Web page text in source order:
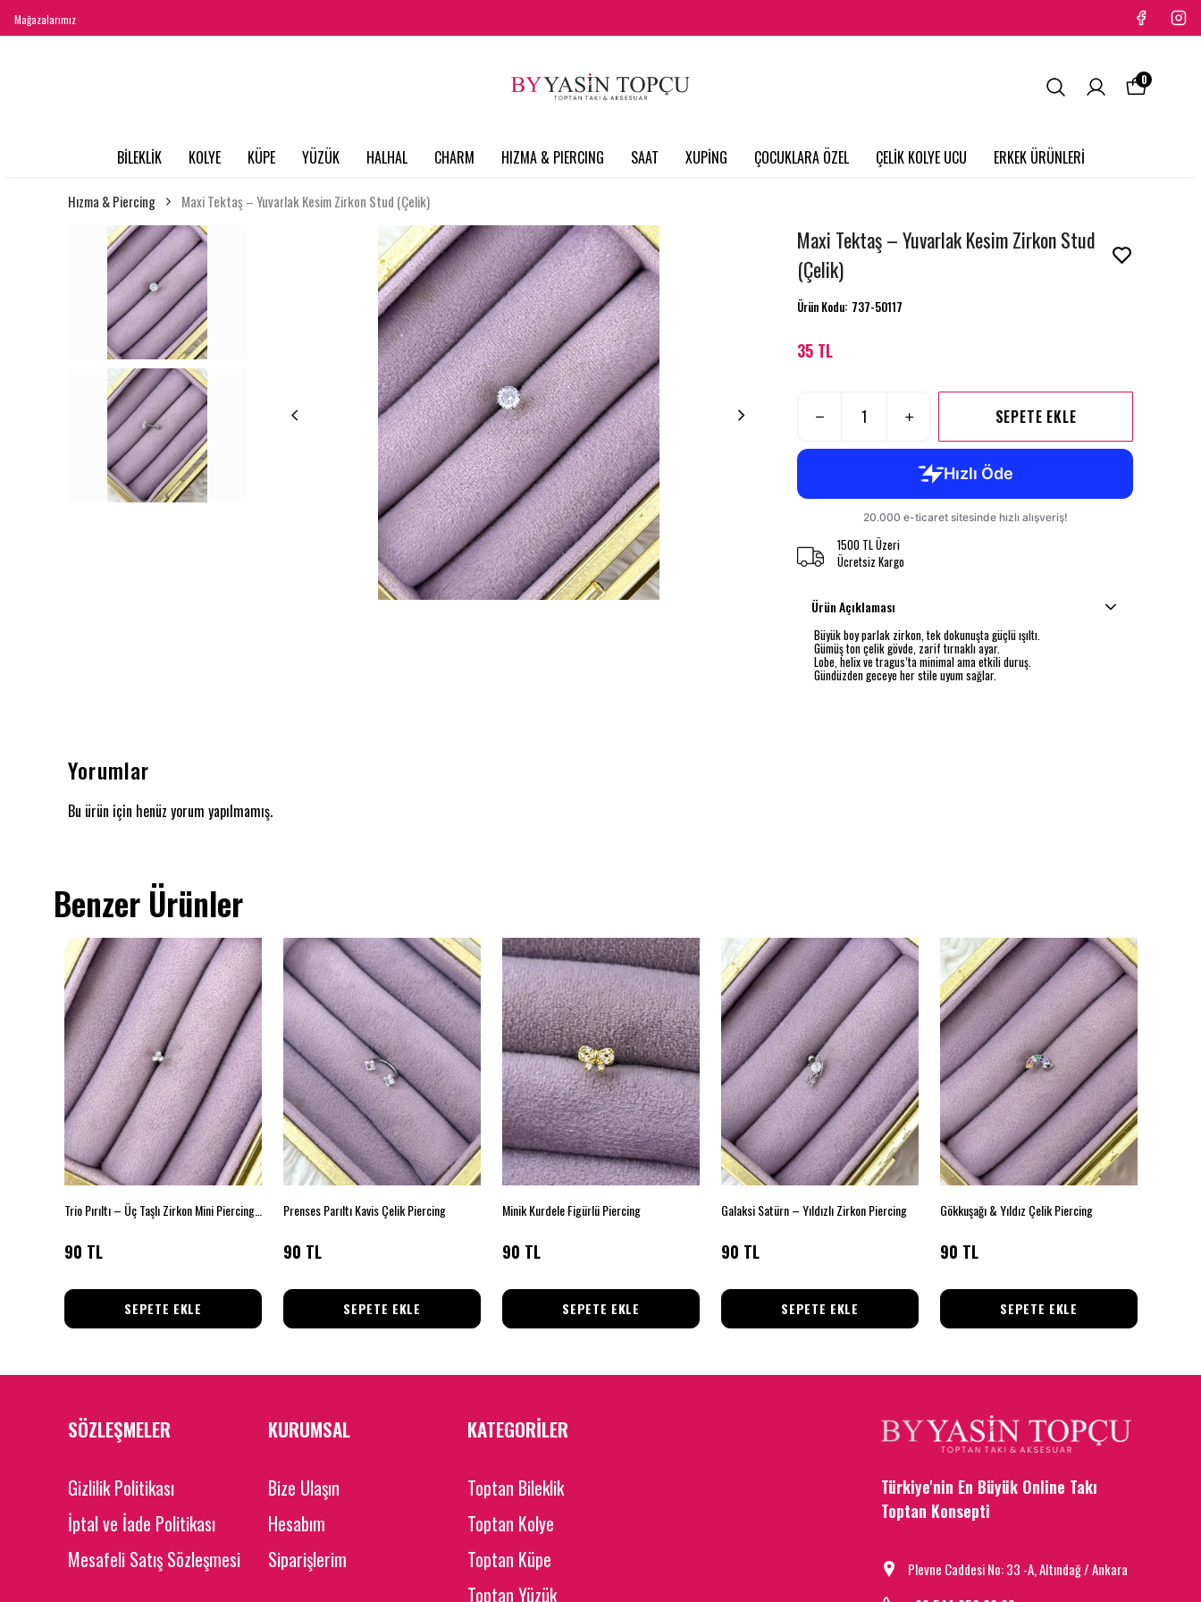
Mağazalarımız
BİLEKLİK KOLYE KÜPE YÜZÜK HALHAL CHARM HIZMA & PIERCING SAAT XUPİNG ÇOCUKLARA ÖZEL ÇELİK KOLYE UCU ERKEK ÜRÜNLERİ
0
Hızma & Piercing Maxi Tektaş – Yuvarlak Kesim Zirkon Stud (Çelik)
Maxi Tektaş – Yuvarlak Kesim Zirkon Stud
(Çelik)
Ürün Kodu: 737-50117
35 TL
SEPETE EKLE
1500 TL Üzeri
Ücretsiz Kargo
Ürün Açıklaması
Büyük boy parlak zirkon, tek dokunuşta güçlü ışıltı.
Gümüş ton çelik gövde, zarif tırnaklı ayar.
Lobe, helix ve tragus’ta minimal ama etkili duruş.
Gündüzden geceye her stile uyum sağlar.
Yorumlar
Bu ürün için henüz yorum yapılmamış.
Benzer Ürünler
90 TL
SEPETE EKLE
Prenses Parıltı Kavis Çelik Piercing
90 TL
SEPETE EKLE
Minik Kurdele Figürlü Piercing
90 TL
SEPETE EKLE
Galaksi Satürn – Yıldızlı Zirkon Piercing
90 TL
SEPETE EKLE
Gökkuşağı & Yıldız Çelik Piercing
90 TL
SEPETE EKLE
SÖZLEŞMELER
Gizlilik Politikası
İptal ve İade Politikası
Mesafeli Satış Sözleşmesi
KURUMSAL
Bize Ulaşın
Hesabım
Siparişlerim
KATEGORİLER
Toptan Bileklik
Toptan Kolye
Toptan Küpe
Toptan Yüzük
Türkiye'nin En Büyük Online Takı
Toptan Konsepti
Plevne Caddesi No: 33 -A, Altındağ / Ankara